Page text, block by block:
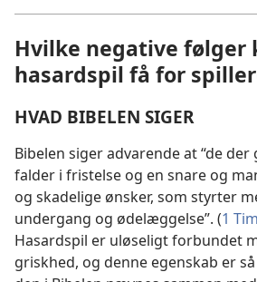
Hvilke negative følger
hasardspil få for
HVAD BIBELEN SIGER
Bibelen siger advarende at “de
falder i fristelse og en snare og
og skadelige ønsker, som styrter
undergang og ødelæggelse”. (1
Hasardspil er uløseligt forbundet
griskhed, og denne egenskab er